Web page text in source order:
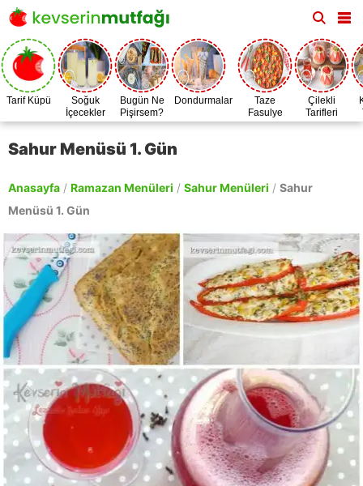
Tarif Küpü
Soğuk
İçecekler
Bugün Ne
Pişirsem?
Dondurmalar
Taze
Fasulye
Zamanı
Çilekli
Tarifleri
Sahur Menüsü 1. Gün
Anasayfa / Ramazan Menüleri / Sahur Menüleri / Sahur
Menüsü 1. Gün